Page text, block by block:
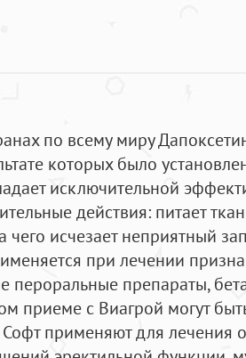
по всему миру
которых было
исключительной
действия: питает
исчезает неприятный
при лечении
пероральные препараты,
приеме с Виагрой могут
применяют для лечения